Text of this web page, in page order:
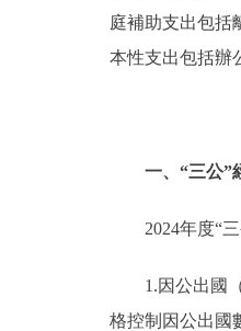
庭補助支出包括
本性支出包括辦
一、“三公”
2024年度“
1.因公出國
格控制因公出國